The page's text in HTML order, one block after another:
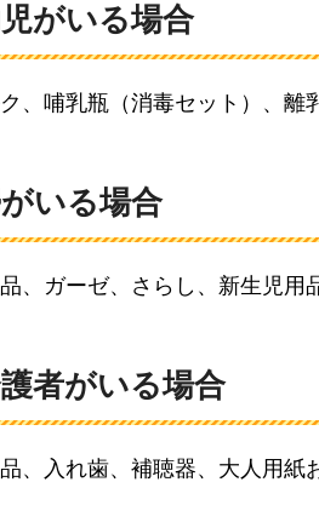
がいる場合
、哺乳瓶（消毒セット）、離
いる場合
、ガーゼ、さらし、新生児用
者がいる場合
、入れ歯、補聴器、大人用紙